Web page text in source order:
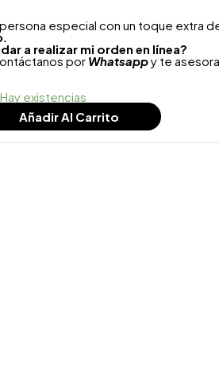
especial con un toque extra
a realizar mi orden en línea?
por Whatsappy te
Hay existencias
Añadir Al Carrito